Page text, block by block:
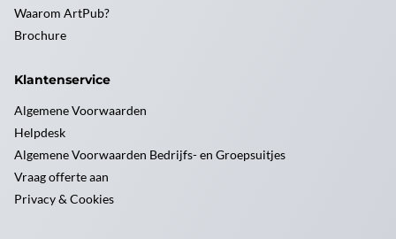
Waarom ArtPub?
Brochure
Klantenservice
Algemene Voorwaarden
Helpdesk
Algemene Voorwaarden Bedrijfs- en Groepsuitjes
Vraag offerte aan
Privacy & Cookies